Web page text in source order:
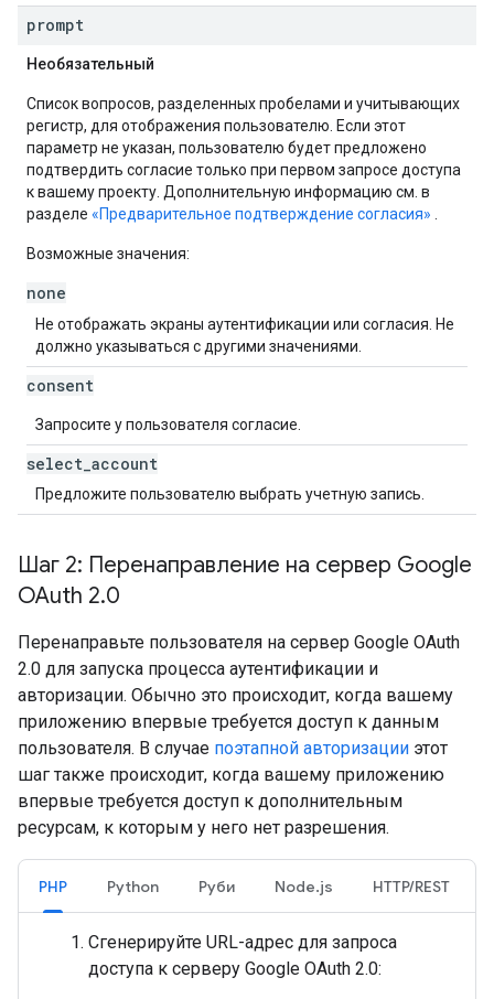
prompt
Необязательный
Список вопросов, разделенных пробелами и учитывающих
регистр, для отображения пользователю. Если этот
параметр не указан, пользователю будет предложено
подтвердить согласие только при первом запросе доступа
к вашему проекту. Дополнительную информацию см. в
разделе «Предварительное подтверждение согласия»
Возможные значения:
none
Не отображать экраны аутентификации или согласия. Не
должно указываться с другими значениями.
consent
Запросите у пользователя согласие.
select account
Предложите пользователю выбрать учетную запись.
Шаг 2: Перенаправление на сервер Google
OAuth 2.0
Перенаправьте пользователя на сервер Google OAuth
2.0 для запуска процесса аутентификации и
авторизации. Обычно это происходит, когда вашему
приложению впервые требуется доступ к данным
пользователя. В случае поэтапной авторизации этот
шаг также происходит, когда вашему приложению
впервые требуется доступ к дополнительным
ресурсам, к которым у него нет разрешения.
PHP Python Руби Node.js HTTP/REST
Сгенерируйте URL-адрес для запроса
доступа к серверу Google OAuth 2.0: